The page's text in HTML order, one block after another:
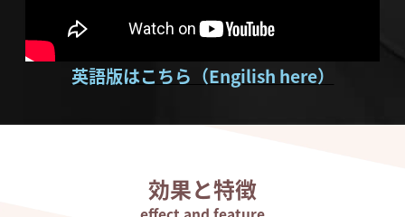
英語版はこちら（Engilish here）
効果と特徴